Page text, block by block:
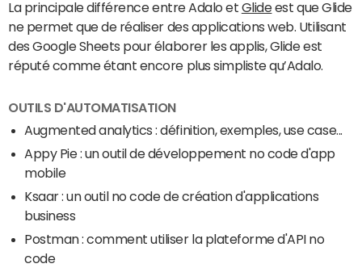
La principale différence entre Adalo et Glideest que Glide
ne permet que de réaliser des applications web. Utilisant
des Google Sheets pour élaborer les applis, Glide est
réputé comme étant encore plus simpliste qu’Adalo.
OUTILS D'AUTOMATISATION
Augmented analytics : définition, exemples, use case...
Appy Pie : un outil de développement no code d'app
mobile
Ksaar : un outil no code de création d'applications
business
Postman : comment utiliser la plateforme d'API no
code